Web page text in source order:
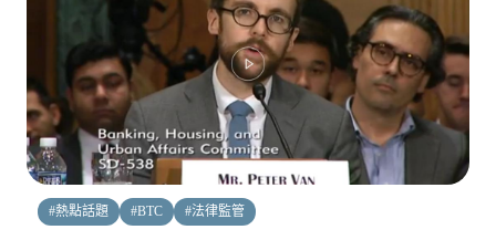
#熱點話題 #BTC #法律監管